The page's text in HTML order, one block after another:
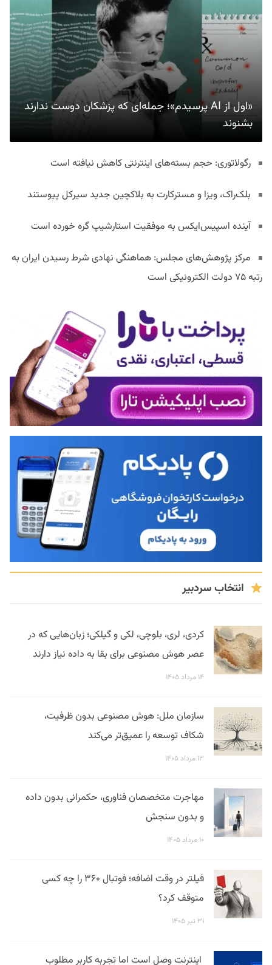
«اول از AI پرسیدم»؛ جمله‌ای که پزشکان دوست ندارند
بشنوند
رگولاتوری: حجم بسته‌های اینترنتی کاهش نیافته است
بلک‌راک، ویزا و مسترکارت به بلاکچین جدید سیرکل پیوستند
آینده اسپیس‌ایکس به موفقیت استارشیپ گره خورده است
مرکز پژوهش‌های مجلس: هماهنگی نهادی شرط رسیدن ایران به
رتبه ۷۵ دولت الکترونیکی است
انتخاب سردبیر
کردی، لری، بلوچی، لکی و گیلکی؛ زبان‌هایی که در
عصر هوش مصنوعی برای بقا به داده نیاز دارند
۱۴ مرداد ۱۴۰۵
سازمان ملل: هوش مصنوعی بدون ظرفیت،
شکاف توسعه را عمیق‌تر می‌کند
۱۳ مرداد ۱۴۰۵
مهاجرت متخصصان فناوری، حکمرانی بدون داده
و بدون سنجش
۱۰ مرداد ۱۴۰۵
فیلتر در وقت اضافه؛ فوتبال ۳۶۰ را چه کسی
متوقف کرد؟
۳۱ تیر ۱۴۰۵
اینترنت وصل است اما تجربه کاربر مطلوب